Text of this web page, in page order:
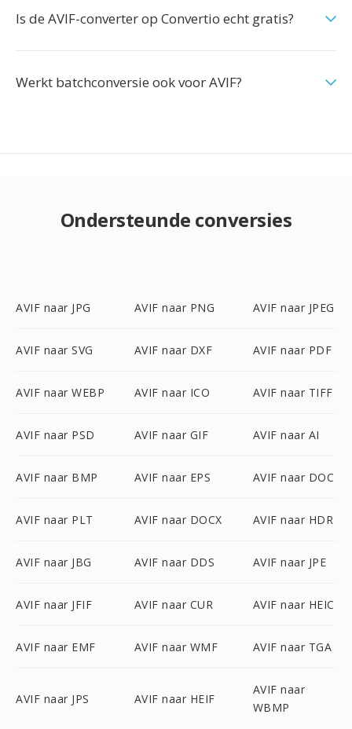
Is de AVIF-converter op Convertio echt gratis?
Werkt batchconversie ook voor AVIF?
Ondersteunde conversies
AVIF naar JPG AVIF naar PNG AVIF naar JPEG
AVIF naar SVG AVIF naar DXF AVIF naar PDF
AVIF naar WEBP AVIF naar ICO AVIF naar TIFF
AVIF naar PSD AVIF naar GIF AVIF naar AI
AVIF naar BMP AVIF naar EPS AVIF naar DOC
AVIF naar PLT AVIF naar DOCX AVIF naar HDR
AVIF naar JBG AVIF naar DDS AVIF naar JPE
AVIF naar JFIF AVIF naar CUR AVIF naar HEIC
AVIF naar EMF AVIF naar WMF AVIF naar TGA
AVIF naar JPS AVIF naar HEIF
AVIF naar
WBMP